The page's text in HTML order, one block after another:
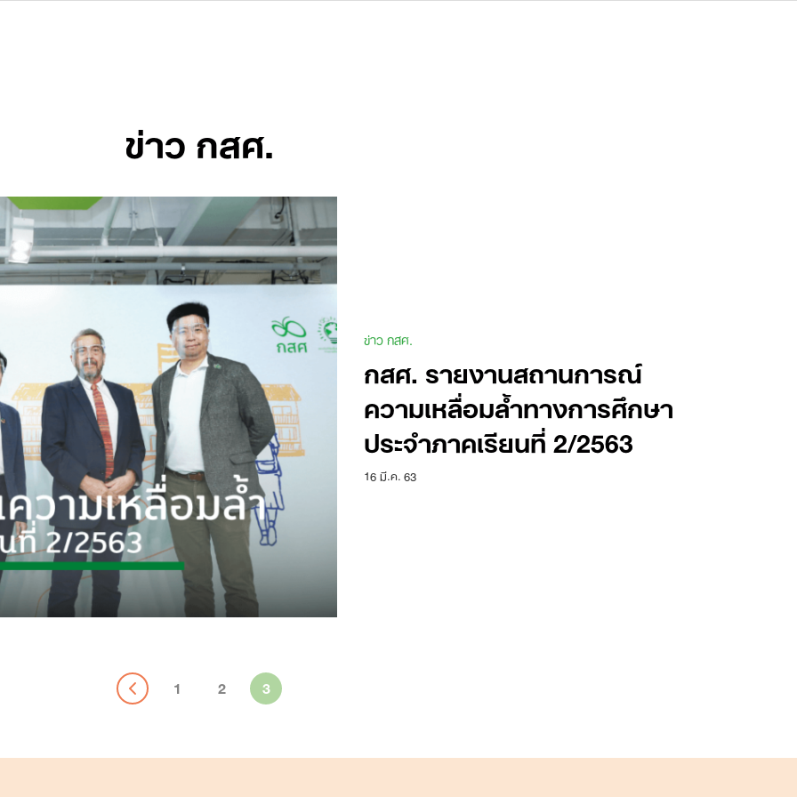
Search
for:
ข่าว กสศ.
ข่าว กสศ.
กสศ. รายงานสถานการณ์
ความเหลื่อมล้ำทางการศึกษา
ประจำภาคเรียนที่ 2/2563
16 มี.ค. 63
1 2 3